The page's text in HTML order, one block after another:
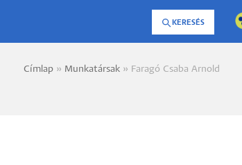
KERESÉS
Morzsa
Címlap Munkatársak Faragó Csaba Arnold